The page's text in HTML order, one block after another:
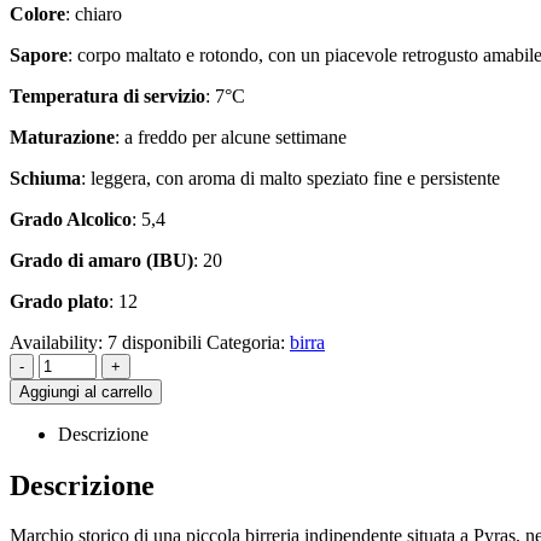
Colore: chiaro
Sapore: corpo maltato e rotondo, con un piacevole retrogusto amabile
Temperatura di servizio: 7°C
Maturazione: a freddo per alcune settimane
Schiuma: leggera, con aroma di malto speziato fine e persistente
Grado Alcolico: 5,4
Grado di amaro (IBU): 20
Grado plato: 12
Availability: 7 disponibili Categoria: birra
-
+
Aggiungi al carrello
Descrizione
Descrizione
Marchio storico di una piccola birreria indipendente situata a Pyras,